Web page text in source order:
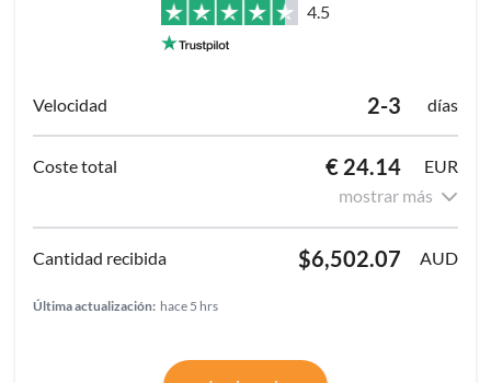
4.5
2-3 días
€ 24.14
EUR
mostrar más
$6,502.07 AUD
Última actualización: hace 5 hrs